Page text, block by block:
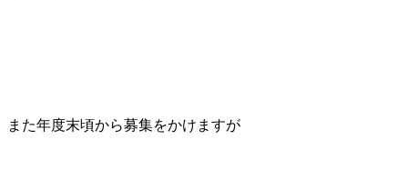
また年度末頃から募集をかけますが